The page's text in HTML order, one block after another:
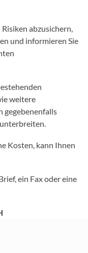
abzusichern,
und informieren Sie
weitere
gegebenenfalls
Kosten, kann Ihnen
ein Fax oder eine